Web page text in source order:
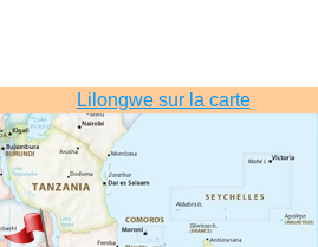
Lilongwe sur la carte